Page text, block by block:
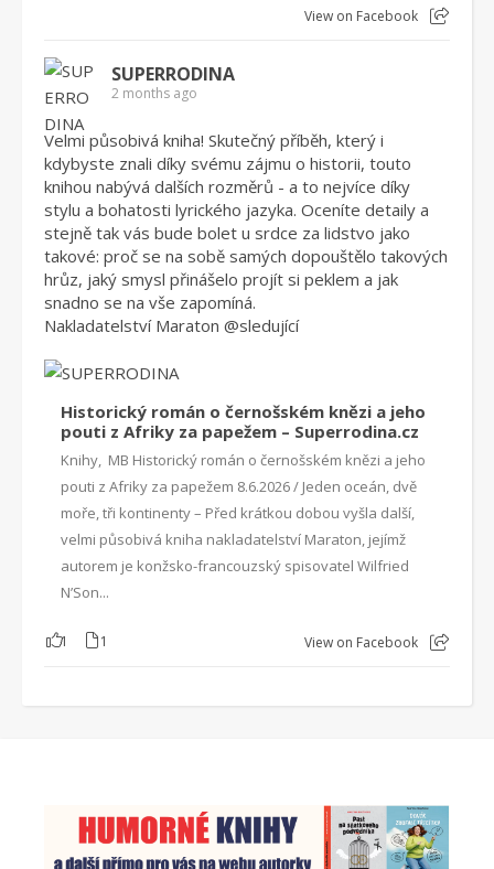
View on Facebook
SUPERRODINA
2 months ago
Velmi působivá kniha! Skutečný příběh, který i
kdybyste znali díky svému zájmu o historii, touto
knihou nabývá dalších rozměrů - a to nejvíce díky
stylu a bohatosti lyrického jazyka. Oceníte detaily a
stejně tak vás bude bolet u srdce za lidstvo jako
takové: proč se na sobě samých dopouštělo takových
hrůz, jaký smysl přinášelo projít si peklem a jak
snadno se na vše zapomíná.
Nakladatelství Maraton @sledující
Historický román o černošském knězi a jeho
pouti z Afriky za papežem – Superrodina.cz
Knihy, MB Historický román o černošském knězi a jeho
pouti z Afriky za papežem 8.6.2026 / Jeden oceán, dvě
moře, tři kontinenty – Před krátkou dobou vyšla další,
velmi působivá kniha nakladatelství Maraton, jejímž
autorem je konžsko-francouzský spisovatel Wilfried
N’Son...
1 1 View on Facebook